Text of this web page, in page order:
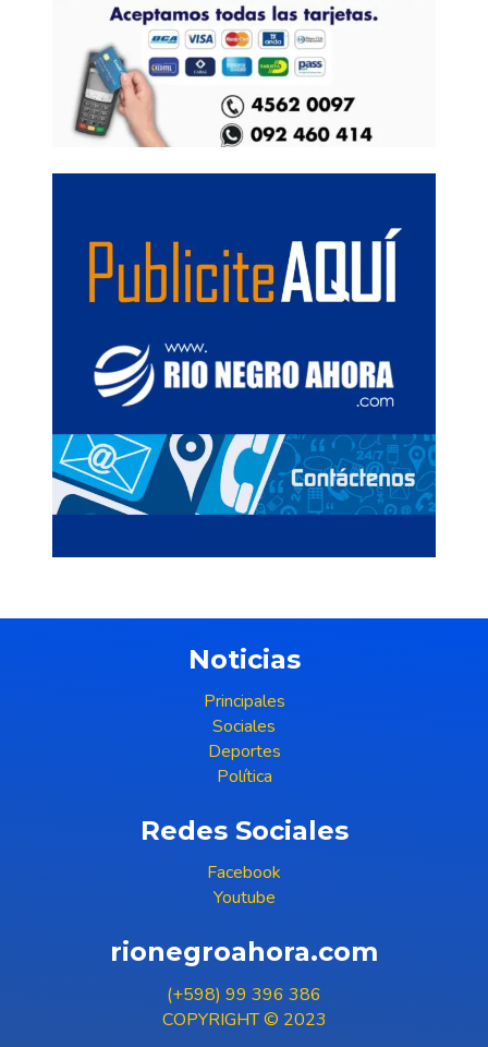
Noticias
Principales
Sociales
Deportes
Política
Redes Sociales
Facebook
Youtube
rionegroahora.com
(+598) 99 396 386
COPYRIGHT © 2023